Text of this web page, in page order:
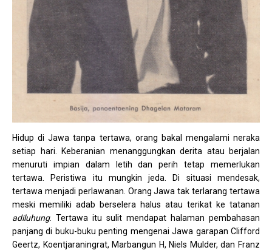
Hidup di Jawa tanpa tertawa, orang bakal mengalami neraka
setiap hari. Keberanian menanggungkan derita atau berjalan
menuruti impian dalam letih dan perih tetap memerlukan
tertawa. Peristiwa itu mungkin jeda. Di situasi mendesak,
tertawa menjadi perlawanan. Orang Jawa tak terlarang tertawa
meski memiliki adab berselera halus atau terikat ke tatanan
adiluhung. Tertawa itu sulit mendapat halaman pembahasan
panjang di buku-buku penting mengenai Jawa garapan Clifford
Geertz, Koentjaraningrat, Marbangun H, Niels Mulder, dan Franz